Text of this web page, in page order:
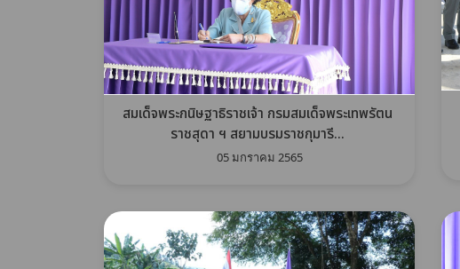
สมเด็จพระกนิษฐาธิราชเจ้า กรมสมเด็จพระเทพรัตน
ราชสุดา ฯ สยามบรมราชกุมารี...
05 มกราคม 2565